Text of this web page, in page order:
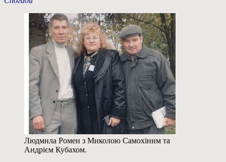
Людмила Ромен з Миколою Самохіним та
Андрієм Кубахом.